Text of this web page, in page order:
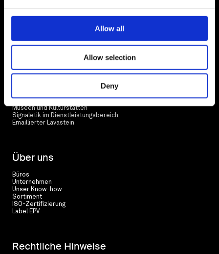
Allow all
Allow selection
Deny
Sternwegweiser
Unsere Projekte
Natur- und Kulturraum
Museen und Kulturstätten
Signaletik im Dienstleistungsbereich
Emaillierter Lavastein
Über uns
Büros
Unternehmen
Unser Know-how
Sortiment
ISO-Zertifizierung
Label EPV
Rechtliche Hinweise